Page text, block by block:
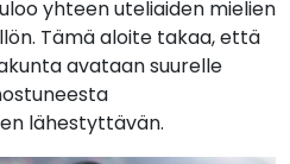
yhteen uteliaiden mielien
Tämä aloite takaa, että
avataan suurelle
lähestyttävän.